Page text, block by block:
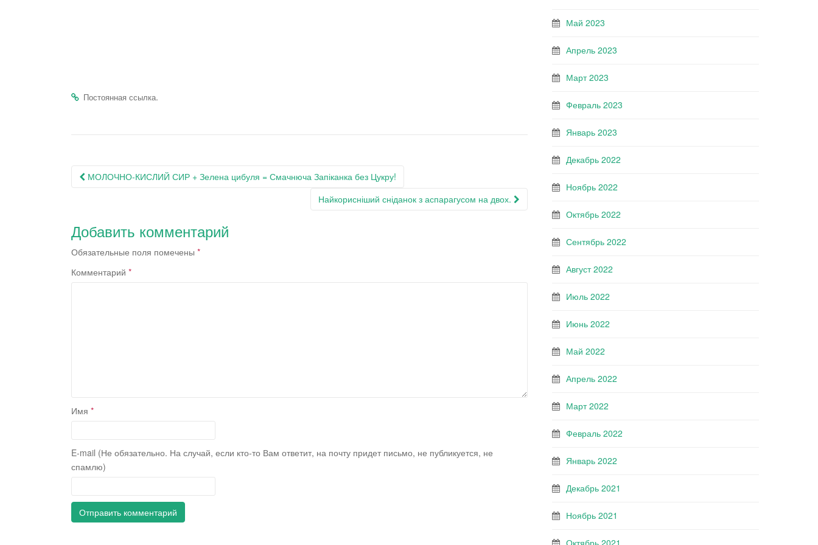
Постоянная ссылка.
Навигация
МОЛОЧНО-КИСЛИЙ СИР + Зелена цибуля = Смачнюча Запіканка без Цукру!
Найкорисніший сніданок з аспарагусом на двох.
Добавить комментарий
Обязательные поля помечены *
Комментарий *
Имя *
E-mail (Не обязательно. На случай, если кто-то Вам ответит, на почту придет письмо, не публикуется, не
спамлю)
Май 2023
Апрель 2023
Март 2023
Февраль 2023
Январь 2023
Декабрь 2022
Ноябрь 2022
Октябрь 2022
Сентябрь 2022
Август 2022
Июль 2022
Июнь 2022
Май 2022
Апрель 2022
Март 2022
Февраль 2022
Январь 2022
Декабрь 2021
Ноябрь 2021
Октябрь 2021